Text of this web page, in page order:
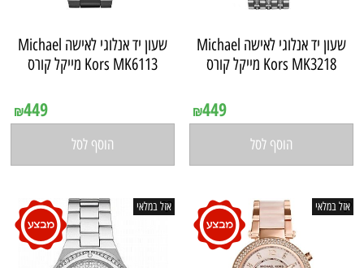
שעון יד ‏אנלוגי ‏לאישה Michael
Kors MK3218 מייקל קורס
₪449
הוסף לסל
שעון יד ‏אנלוגי ‏לאישה Michael
Kors MK6113 מייקל קורס
₪449
הוסף לסל
אזל במלאי אזל במלאי